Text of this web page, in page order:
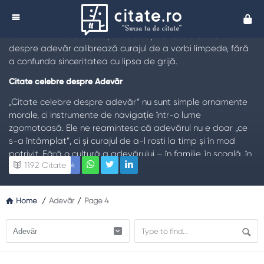
Citate despre Adevăr
TL;DR:
Adevărul nu este doar o constatare rece, ci
infrastructura încrederii și a libertății. Citatele celebre
despre adevăr calibrează curajul de a vorbi limpede, fără
a confunda sinceritatea cu lipsa de grijă.
Citate celebre despre Adevăr
„Citate celebre despre adevăr” nu sunt simple ornamente
morale, ci instrumente de navigație într-o lume
zgomotoasă. Ele ne reamintesc că adevărul nu e doar „ce
s-a întâmplat”, ci și curajul de a-l rosti la timp și în mod
potrivit. Fără o cultură a adevărului – în familie, în școală, în
instituții – înlocuim încrederea cu suspiciunea, iar
presupun, cât pot verifica, cum comunic responsabil?
Adevărul nu e o armă, ci o punte. Spus brutal, poate răni;
ascuns perfid, rupe. Proba maturității este forma: franchețe
cu grijă, claritate fără umilire, fermitate fără spectacol.
Facebook
1192 Citate
Home / Adevăr / Page 4